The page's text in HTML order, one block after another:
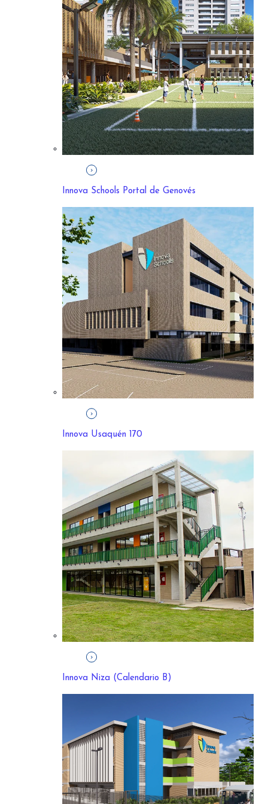
Innova Schools Portal de Genovés
Innova Usaquén 170
Innova Niza (Calendario B)
Prejardín a Transición (3 a 5 años)
Nuestros estudiantes descubren el mundo por medio de sus
sentidos, el arte plástico y la música, desarrollando su
CONOCE MÁS
(Primaria)
Primero a Quinto (6 a 10 años)
Nuestros estudiantes amplían su visión del mundo con empatía,